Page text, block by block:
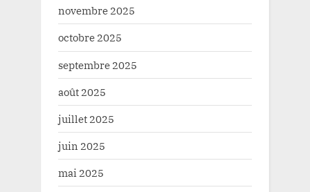
novembre 2025
octobre 2025
septembre 2025
août 2025
juillet 2025
juin 2025
mai 2025